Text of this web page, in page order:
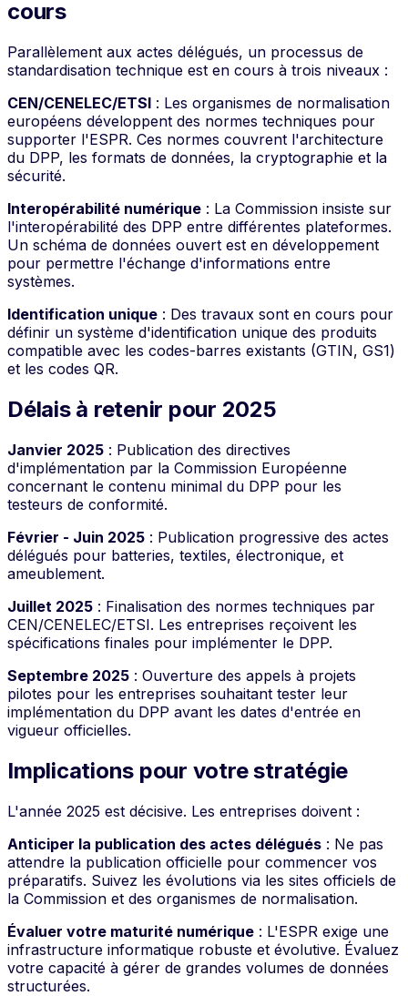
cours
Parallèlement aux actes délégués, un processus de
standardisation technique est en cours à trois niveaux :
CEN/CENELEC/ETSI : Les organismes de normalisation
européens développent des normes techniques pour
supporter l'ESPR. Ces normes couvrent l'architecture
du DPP, les formats de données, la cryptographie et la
sécurité.
Interopérabilité numérique : La Commission insiste sur
l'interopérabilité des DPP entre différentes plateformes.
Un schéma de données ouvert est en développement
pour permettre l'échange d'informations entre
systèmes.
Identification unique : Des travaux sont en cours pour
définir un système d'identification unique des produits
compatible avec les codes-barres existants (GTIN, GS1)
et les codes QR.
Délais à retenir pour 2025
Janvier 2025 : Publication des directives
d'implémentation par la Commission Européenne
concernant le contenu minimal du DPP pour les
testeurs de conformité.
Février - Juin 2025 : Publication progressive des actes
délégués pour batteries, textiles, électronique, et
ameublement.
Juillet 2025 : Finalisation des normes techniques par
CEN/CENELEC/ETSI. Les entreprises reçoivent les
spécifications finales pour implémenter le DPP.
Septembre 2025 : Ouverture des appels à projets
pilotes pour les entreprises souhaitant tester leur
implémentation du DPP avant les dates d'entrée en
vigueur officielles.
Implications pour votre stratégie
L'année 2025 est décisive. Les entreprises doivent :
Anticiper la publication des actes délégués : Ne pas
attendre la publication officielle pour commencer vos
préparatifs. Suivez les évolutions via les sites officiels de
la Commission et des organismes de normalisation.
Évaluer votre maturité numérique : L'ESPR exige une
infrastructure informatique robuste et évolutive. Évaluez
votre capacité à gérer de grandes volumes de données
structurées.